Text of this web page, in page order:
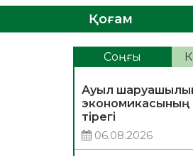
Қоғам
Соңғы
Ауыл
экономикасының
тірегі
06.08.2026